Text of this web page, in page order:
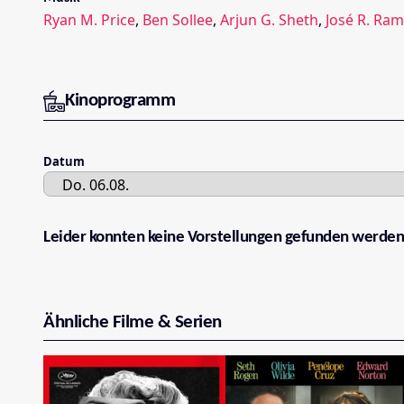
Ryan M. Price, Ben Sollee, Arjun G. Sheth, José R.
Kinoprogramm
Datum
Leider konnten keine Vorstellungen gefunden werden
Ähnliche Filme & Serien